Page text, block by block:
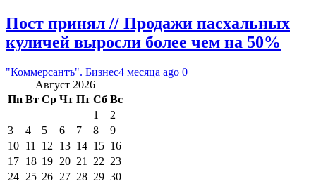
Пост принял // Продажи пасхальных
куличей выросли более чем на 50%
"Коммерсантъ". Бизнес4 месяца ago 0
Август 2026
Пн Вт Ср Чт Пт Сб Вс
1
2
3
4 5 6 7 8
9
10 11 12 13 14 15 16
17 18 19 20 21 22 23
24 25 26 27 28 29 30